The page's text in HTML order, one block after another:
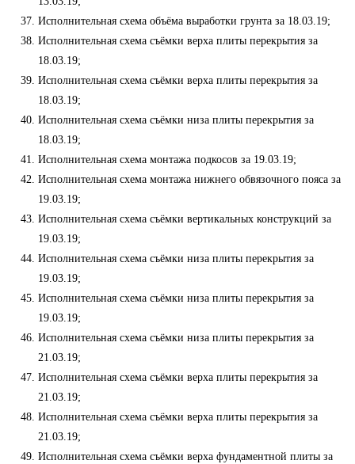
Исполнительная схема объёма выработки грунта за 18.03.19;
Исполнительная схема съёмки верха плиты перекрытия за
18.03.19;
Исполнительная схема съёмки верха плиты перекрытия за
18.03.19;
Исполнительная схема съёмки низа плиты перекрытия за
18.03.19;
Исполнительная схема монтажа подкосов за 19.03.19;
Исполнительная схема монтажа нижнего обвязочного пояса за
19.03.19;
Исполнительная схема съёмки вертикальных конструкций за
19.03.19;
Исполнительная схема съёмки низа плиты перекрытия за
19.03.19;
Исполнительная схема съёмки низа плиты перекрытия за
19.03.19;
Исполнительная схема съёмки низа плиты перекрытия за
21.03.19;
Исполнительная схема съёмки верха плиты перекрытия за
21.03.19;
Исполнительная схема съёмки верха плиты перекрытия за
21.03.19;
Исполнительная схема съёмки верха фундаментной плиты за